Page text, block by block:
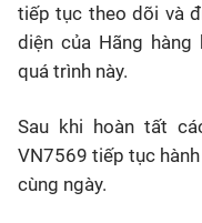
tiếp tục theo dõi và
diện của Hãng
quá trình này.
Sau khi hoàn tất
VN7569 tiếp tục
cùng ngày.